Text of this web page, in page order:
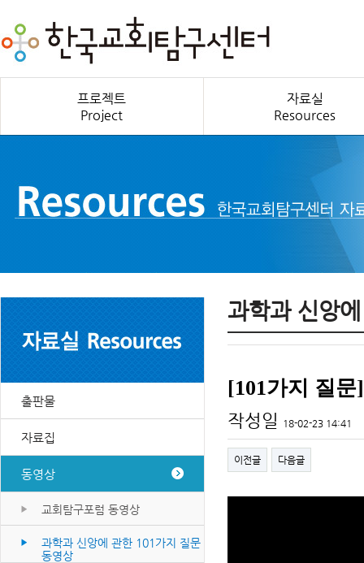
프로젝트
Project
자료실
Resources
출판물
자료집
동영상
교회탐구포럼 동영상
과학과 신앙에 관한 101가지 질문
동영상
과학과 신앙
[101가지 질
작성일 18-02-23 14:41
이전글 다음글